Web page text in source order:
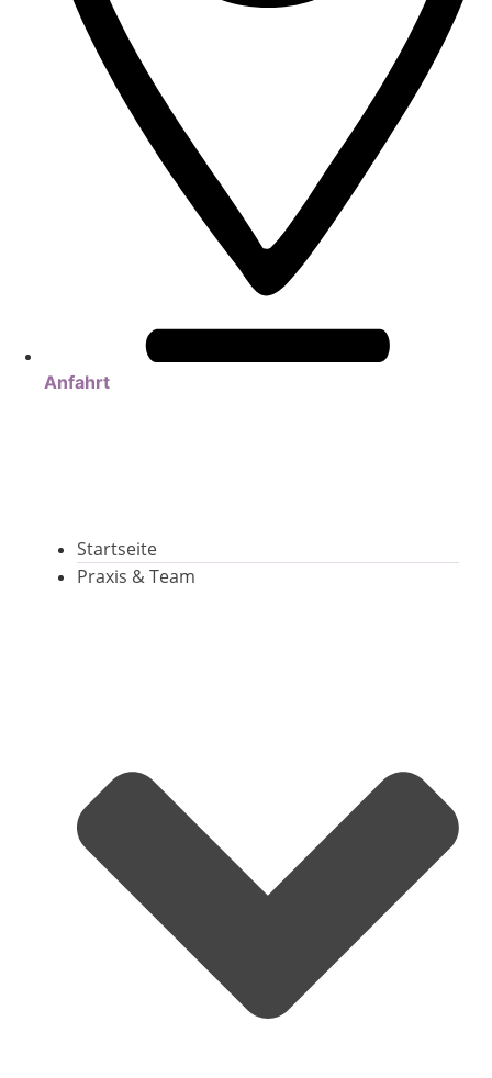
Anfahrt
Startseite
Praxis & Team